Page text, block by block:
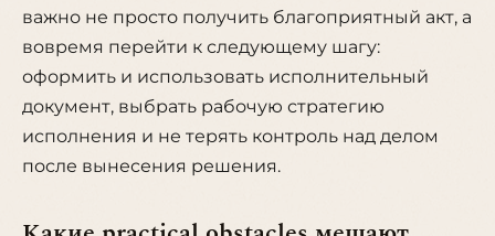
важно не просто получить благоприятный акт, а
вовремя перейти к следующему шагу:
оформить и использовать исполнительный
документ, выбрать рабочую стратегию
исполнения и не терять контроль над делом
после вынесения решения.